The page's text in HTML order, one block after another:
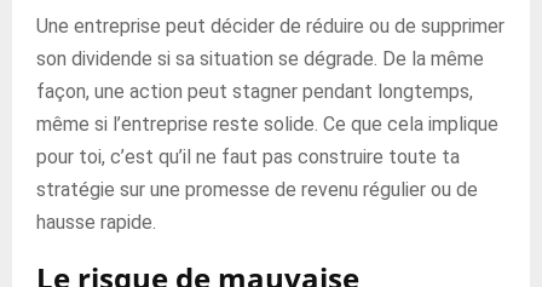
Une entreprise peut décider de réduire ou de supprimer
son dividende si sa situation se dégrade. De la même
façon, une action peut stagner pendant longtemps,
même si l’entreprise reste solide. Ce que cela implique
pour toi, c’est qu’il ne faut pas construire toute ta
stratégie sur une promesse de revenu régulier ou de
hausse rapide.
Le risque de mauvaise